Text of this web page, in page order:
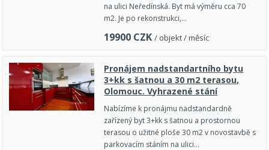
na ulici Neředínská. Byt má výměru cca 70
m2. Je po rekonstrukci,…
19900 CZK / objekt / měsíc
Pronájem nadstandartního bytu
3+kk s šatnou a 30 m2 terasou,
Olomouc. Vyhrazené stání
Nabízíme k pronájmu nadstandardně
zařízený byt 3+kk s šatnou a prostornou
terasou o užitné ploše 30 m2 v novostavbě s
parkovacím stáním na ulici…